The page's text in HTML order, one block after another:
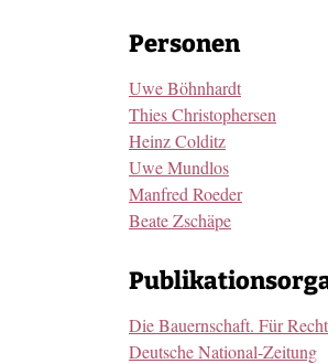
Personen
Uwe Böhnhardt
Thies Christophersen
Heinz Colditz
Uwe Mundlos
Manfred Roeder
Beate Zschäpe
Die Bauernschaft. Für
Deutsche National-Zeitung